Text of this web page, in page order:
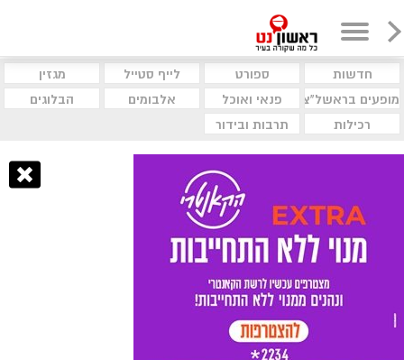
חדשות ספורט לייף סטייל
מגזין
מופעים בראשל"צ
פנאי ואוכל אלבומים
הבלוגים
רכילות
תרבות ובידור